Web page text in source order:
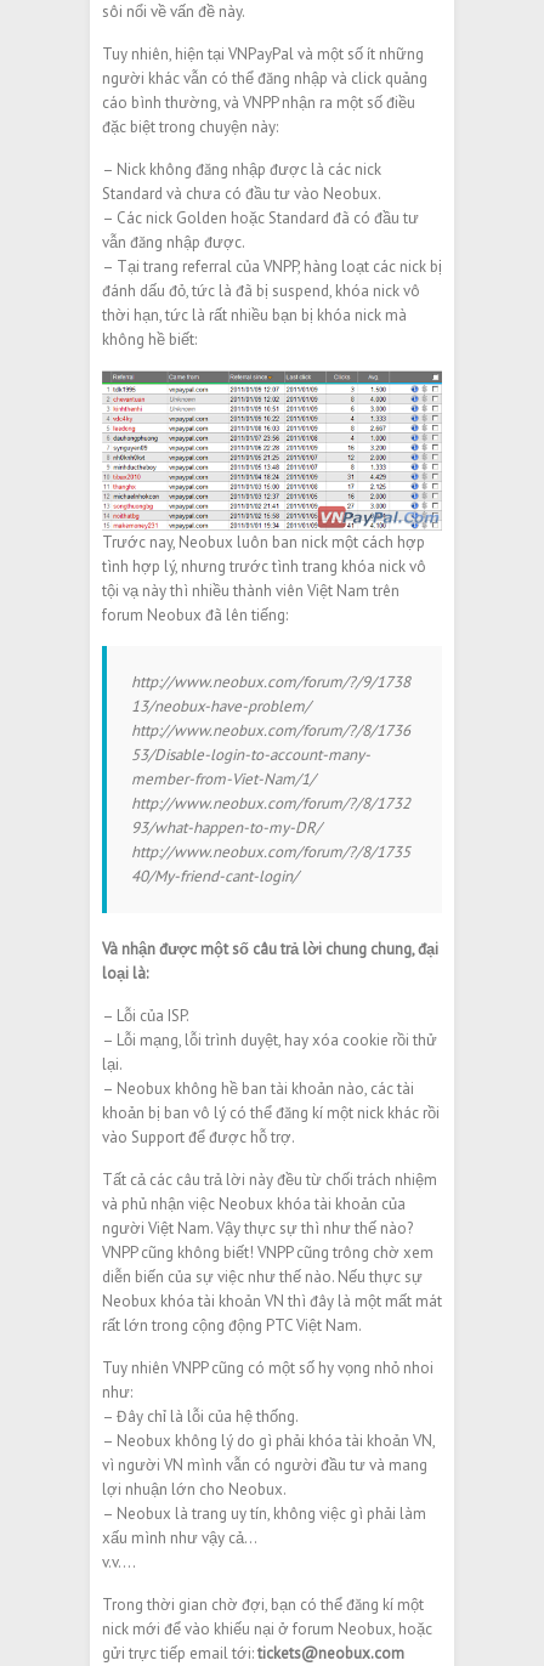
sôi nổi về vấn đề này.
Tuy nhiên, hiện tại VNPayPal và một số ít những
người khác vẫn có thể đăng nhập và click quảng
cáo bình thường, và VNPP nhận ra một số điều
đặc biệt trong chuyện này:
– Nick không đăng nhập được là các nick
Standard và chưa có đầu tư vào Neobux.
– Các nick Golden hoặc Standard đã có đầu tư
vẫn đăng nhập được.
– Tại trang referral của VNPP, hàng loạt các nick bị
đánh dấu đỏ, tức là đã bị suspend, khóa nick vô
thời hạn, tức là rất nhiều bạn bị khóa nick mà
không hề biết:
Trước nay, Neobux luôn ban nick một cách hợp
tình hợp lý, nhưng trước tình trang khóa nick vô
tội vạ này thì nhiều thành viên Việt Nam trên
forum Neobux đã lên tiếng:
http://www.neobux.com/forum/?/9/1738
13/neobux-have-problem/
http://www.neobux.com/forum/?/8/1736
53/Disable-login-to-account-many-
member-from-Viet-Nam/1/
http://www.neobux.com/forum/?/8/1732
93/what-happen-to-my-DR/
http://www.neobux.com/forum/?/8/1735
40/My-friend-cant-login/
Và nhận được một số câu trả lời chung chung, đại
loại là:
– Lỗi của ISP.
– Lỗi mạng, lỗi trình duyệt, hay xóa cookie rồi thử
lại.
– Neobux không hề ban tài khoản nào, các tài
khoản bị ban vô lý có thể đăng kí một nick khác rồi
vào Support để được hỗ trợ.
Tất cả các câu trả lời này đều từ chối trách nhiệm
và phủ nhận việc Neobux khóa tài khoản của
người Việt Nam. Vậy thực sự thì như thế nào?
VNPP cũng không biết! VNPP cũng trông chờ xem
diễn biến của sự việc như thế nào. Nếu thực sự
Neobux khóa tài khoản VN thì đây là một mất mát
rất lớn trong cộng động PTC Việt Nam.
Tuy nhiên VNPP cũng có một số hy vọng nhỏ nhoi
như:
– Đây chỉ là lỗi của hệ thống.
– Neobux không lý do gì phải khóa tài khoản VN,
vì người VN mình vẫn có người đầu tư và mang
lợi nhuận lớn cho Neobux.
– Neobux là trang uy tín, không việc gì phải làm
xấu mình như vậy cả…
v.v….
Trong thời gian chờ đợi, bạn có thể đăng kí một
nick mới để vào khiếu nại ở forum Neobux, hoặc
gửi trực tiếp email tới:tickets@neobux.com